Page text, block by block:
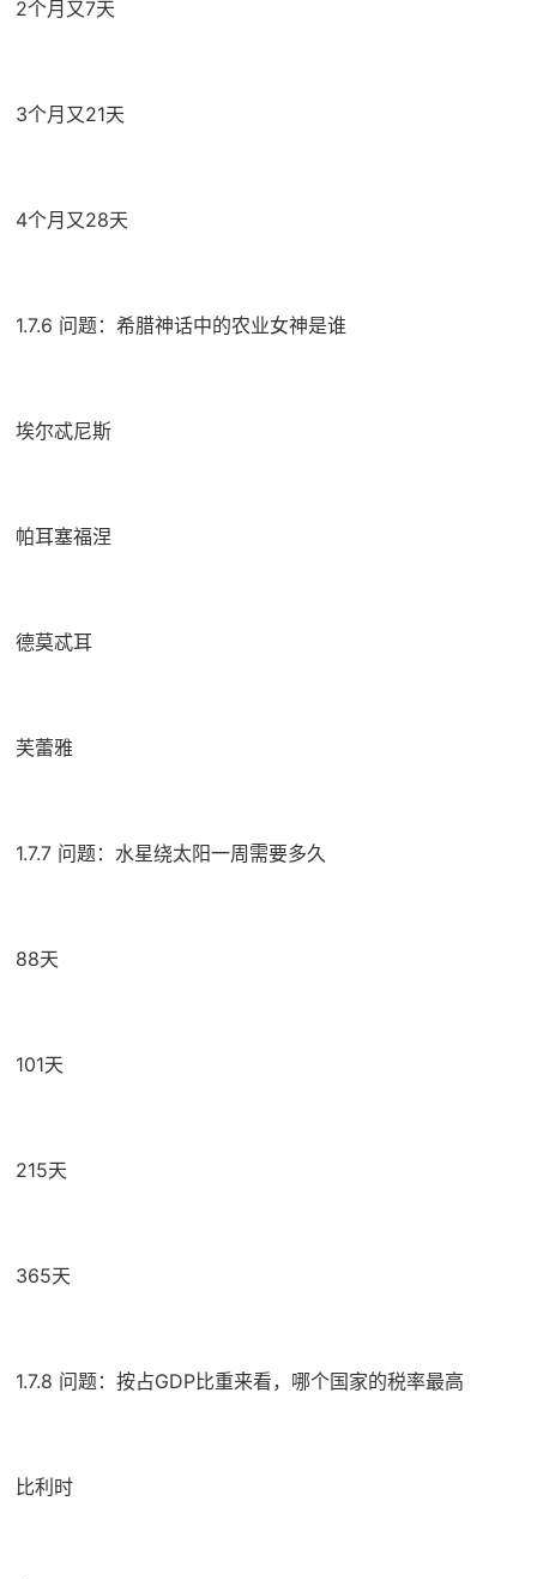
2个月又7天
3个月又21天
4个月又28天
1.7.6 问题：希腊神话中的农业女神是谁
埃尔忒尼斯
帕耳塞福涅
德莫忒耳
芙蕾雅
1.7.7 问题：水星绕太阳一周需要多久
88天
101天
215天
365天
1.7.8 问题：按占GDP比重来看，哪个国家的税率最高
比利时